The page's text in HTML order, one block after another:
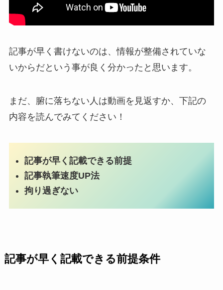
記事が早く書けないのは、情報が整備されていな
いからだという事が良く分かったと思います。
まだ、腑に落ちない人は動画を見返すか、下記の
内容を読んでみてください！
記事が早く記載できる前提
記事執筆速度UP法
拘り過ぎない
記事が早く記載できる前提条件